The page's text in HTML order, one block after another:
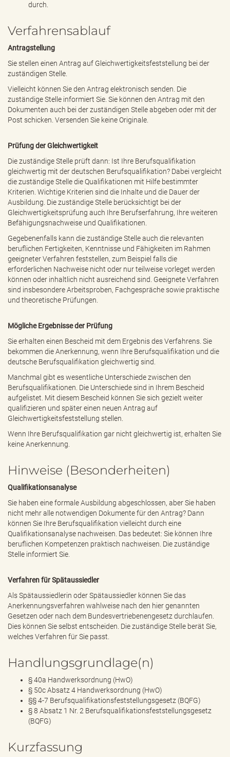
durch.
Verfahrensablauf
Antragstellung
Sie stellen einen Antrag auf Gleichwertigkeitsfeststellung bei der
zuständigen Stelle.
Vielleicht können Sie den Antrag elektronisch senden. Die
zuständige Stelle informiert Sie. Sie können den Antrag mit den
Dokumenten auch bei der zuständigen Stelle abgeben oder mit der
Post schicken. Versenden Sie keine Originale.
Prüfung der Gleichwertigkeit
Die zuständige Stelle prüft dann: Ist Ihre Berufsqualifikation
gleichwertig mit der deutschen Berufsqualifikation? Dabei vergleicht
die zuständige Stelle die Qualifikationen mit Hilfe bestimmter
Kriterien. Wichtige Kriterien sind die Inhalte und die Dauer der
Ausbildung. Die zuständige Stelle berücksichtigt bei der
Gleichwertigkeitsprüfung auch Ihre Berufserfahrung, Ihre weiteren
Befähigungsnachweise und Qualifikationen.
Gegebenenfalls kann die zuständige Stelle auch die relevanten
beruflichen Fertigkeiten, Kenntnisse und Fähigkeiten im Rahmen
geeigneter Verfahren feststellen, zum Beispiel falls die
erforderlichen Nachweise nicht oder nur teilweise vorleget werden
können oder inhaltlich nicht ausreichend sind. Geeignete Verfahren
sind insbesondere Arbeitsproben, Fachgespräche sowie praktische
und theoretische Prüfungen.
Mögliche Ergebnisse der Prüfung
Sie erhalten einen Bescheid mit dem Ergebnis des Verfahrens. Sie
bekommen die Anerkennung, wenn Ihre Berufsqualifikation und die
deutsche Berufsqualifikation gleichwertig sind.
Manchmal gibt es wesentliche Unterschiede zwischen den
Berufsqualifikationen. Die Unterschiede sind in Ihrem Bescheid
aufgelistet. Mit diesem Bescheid können Sie sich gezielt weiter
qualifizieren und später einen neuen Antrag auf
Gleichwertigkeitsfeststellung stellen.
Wenn Ihre Berufsqualifikation gar nicht gleichwertig ist, erhalten Sie
keine Anerkennung.
Hinweise (Besonderheiten)
Qualifikationsanalyse
Sie haben eine formale Ausbildung abgeschlossen, aber Sie haben
nicht mehr alle notwendigen Dokumente für den Antrag? Dann
können Sie Ihre Berufsqualifikation vielleicht durch eine
Qualifikationsanalyse nachweisen. Das bedeutet: Sie können Ihre
beruflichen Kompetenzen praktisch nachweisen. Die zuständige
Stelle informiert Sie.
Verfahren für Spätaussiedler
Als Spätaussiedlerin oder Spätaussiedler können Sie das
Anerkennungsverfahren wahlweise nach den hier genannten
Gesetzen oder nach dem Bundesvertriebenengesetz durchlaufen.
Dies können Sie selbst entscheiden. Die zuständige Stelle berät Sie,
welches Verfahren für Sie passt.
Handlungsgrundlage(n)
§ 40a Handwerksordnung (HwO)
§ 50c Absatz 4 Handwerksordnung (HwO)
§§ 4-7 Berufsqualifikationsfeststellungsgesetz (BQFG)
§ 8 Absatz 1 Nr. 2 Berufsqualifikationsfeststellungsgesetz
(BQFG)
Kurzfassung